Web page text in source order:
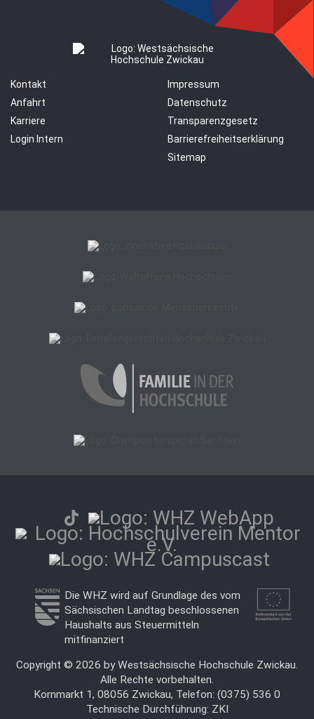
Kontakt
Anfahrt
Karriere
Login Intern
Impressum
Datenschutz
Transparenzgesetz
Barrierefreiheitserklärung
Sitemap
Die WHZ wird auf Grundlage des vom
Sächsischen Landtag beschlossenen
Haushalts aus Steuermitteln
mitfinanziert
Copyright © 2026 by Westsächsische Hochschule Zwickau.
Alle Rechte vorbehalten.
Kornmarkt 1, 08056 Zwickau, Telefon: (0375) 536 0
Technische Durchführung: ZKI